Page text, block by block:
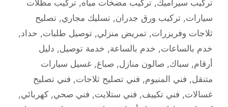
تركيب سيراميك, تركيب مضخات مياه, تركيب مظلات
سيارات, تركيب ورق جدران, تسليك مجاري, تصليح
ثلاجات وفريزرات, تمريض منزلي, توصيل طلبات, حداد,
خدم بالساعات, خدم بالساعة, خدمة توصيل, دليل
أرقام, سباك, صالون منازل, صباغ, غسيل سيارات
متنقل, فني المنيوم, فني تصليح ثلاجات, فني تصليح
غسالات, فني تكييف, فني ستلايت, فني صحي, كهربائي,